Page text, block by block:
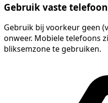
Gebruik vaste
Gebruik bij voorkeur geen
onweer. Mobiele telefoons
bliksemzone te gebruiken.